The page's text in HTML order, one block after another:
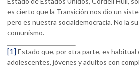
es cierto que la Transición nos dio un
pero es nuestra socialdemocracia. No la
comunismo.
[1] Estado que, por otra parte, es habitual
adolescentes, jóvenes y adultos con